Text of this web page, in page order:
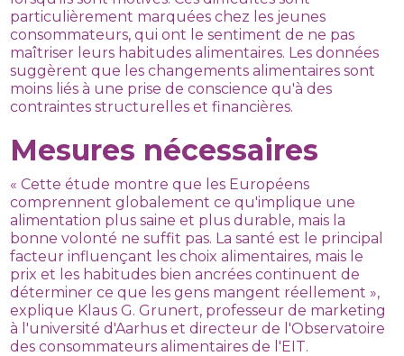
particulièrement marquées chez les jeunes
consommateurs, qui ont le sentiment de ne pas
maîtriser leurs habitudes alimentaires. Les données
suggèrent que les changements alimentaires sont
moins liés à une prise de conscience qu'à des
contraintes structurelles et financières.
Mesures nécessaires
« Cette étude montre que les Européens
comprennent globalement ce qu'implique une
alimentation plus saine et plus durable, mais la
bonne volonté ne suffit pas. La santé est le principal
facteur influençant les choix alimentaires, mais le
prix et les habitudes bien ancrées continuent de
déterminer ce que les gens mangent réellement »,
explique Klaus G. Grunert, professeur de marketing
à l'université d'Aarhus et directeur de l'Observatoire
des consommateurs alimentaires de l'EIT.